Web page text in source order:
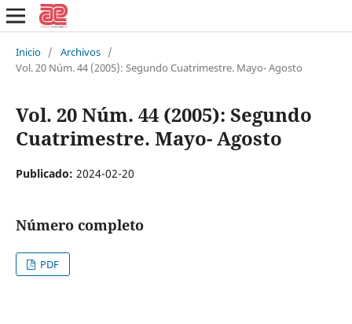
Inicio / Archivos /
Vol. 20 Núm. 44 (2005): Segundo Cuatrimestre. Mayo- Agosto
Vol. 20 Núm. 44 (2005): Segundo
Cuatrimestre. Mayo- Agosto
Publicado: 2024-02-20
Número completo
PDF